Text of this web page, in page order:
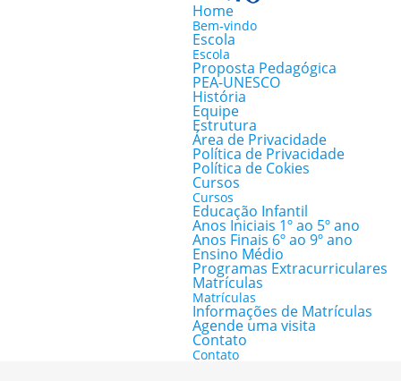
Home
Bem-vindo
Escola
Escola
Proposta Pedagógica
PEA-UNESCO
História
Equipe
Estrutura
Área de Privacidade
Política de Privacidade
Política de Cokies
Cursos
Cursos
Educação Infantil
Anos Iniciais 1º ao 5º ano
Anos Finais 6º ao 9º ano
Ensino Médio
Programas Extracurriculares
Matrículas
Matrículas
Informações de Matrículas
Agende uma visita
Contato
Contato